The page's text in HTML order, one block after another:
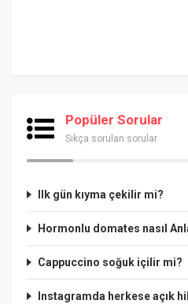
Popüler Sorular
Sıkça sorulan sorular
Ilk gün kıyma çekilir mi?
Hormonlu domates nasıl
Cappuccino soğuk içilir mi?
Instagramda herkese açık